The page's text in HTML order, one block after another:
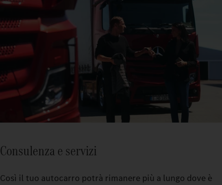
Consulenza e servizi
Così il tuo autocarro potrà rimanere più a lungo dove è